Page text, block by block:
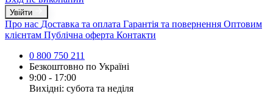
Увійти
Про нас Доставка та оплата Гарантія та повернення Оптовим
клієнтам Публічна оферта Контакти
0 800 750 211
Безкоштовно по Україні
9:00 - 17:00
Вихідні: субота та неділя